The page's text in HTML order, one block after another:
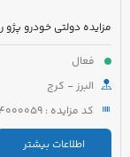
فعال
البرز - کرج
کد مزایده : 5221008424000059
اطلاعات بیشتر